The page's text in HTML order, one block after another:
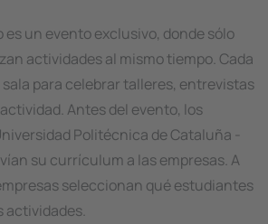
es un evento exclusivo, donde sólo
actividades al mismo tiempo. Cada
para celebrar talleres, entrevistas
Antes del evento, los
Politécnica de Cataluña -
su currículum a las empresas. A
seleccionan qué estudiantes
actividades.